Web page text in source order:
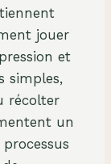
jouer
et
simples,
récolter
un